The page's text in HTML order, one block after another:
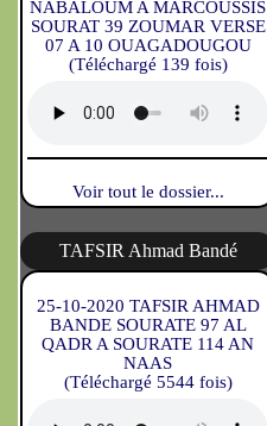
NABALOUM A MARCOUSSIS
SOURAT 39 ZOUMAR VERSE
07 A 10 OUAGADOUGOU
(Téléchargé 139 fois)
Voir tout le dossier...
TAFSIR Ahmad Bandé
25-10-2020 TAFSIR AHMAD
BANDE SOURATE 97 AL
QADR A SOURATE 114 AN
NAAS
(Téléchargé 5544 fois)